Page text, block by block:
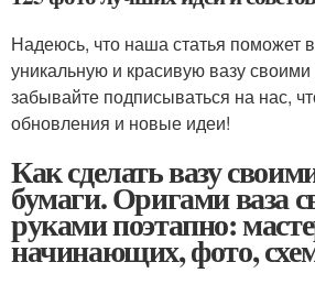
Надеюсь, что наша статья поможет
уникальную и красивую вазу
забывайте подписываться на нас,
обновления и новые идеи!
Как сделать вазу
бумаги. Оригами ваза
руками поэтапно:
начинающих, фото,